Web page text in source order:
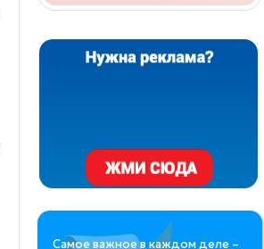
Самое важное в каждом деле –